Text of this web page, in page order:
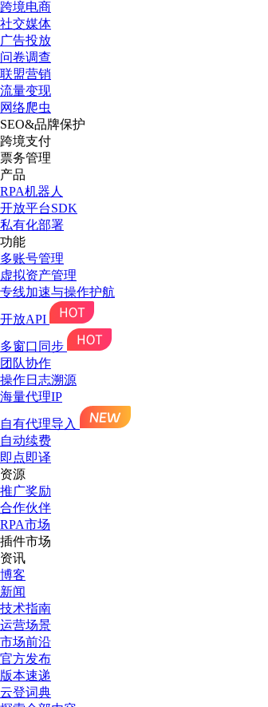
跨境电商
社交媒体
广告投放
问卷调查
联盟营销
流量变现
网络爬虫
SEO&品牌保护
跨境支付
票务管理
产品
RPA机器人
开放平台SDK
私有化部署
功能
多账号管理
虚拟资产管理
专线加速与操作护航
开放API
多窗口同步
团队协作
操作日志溯源
海量代理IP
自有代理导入
自动续费
即点即译
资源
推广奖励
合作伙伴
RPA市场
插件市场
资讯
博客
新闻
技术指南
运营场景
市场前沿
官方发布
版本速递
云登词典